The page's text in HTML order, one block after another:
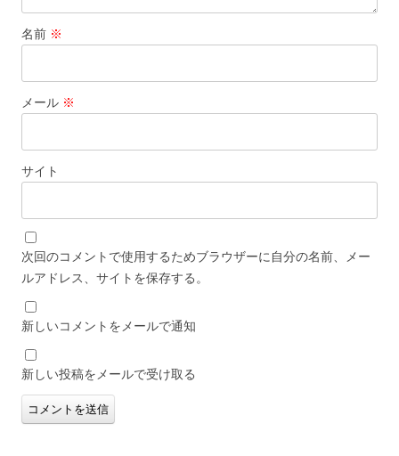
名前 ※
メール ※
サイト
次回のコメントで使用するためブラウザーに自分の名前、メー
ルアドレス、サイトを保存する。
新しいコメントをメールで通知
新しい投稿をメールで受け取る